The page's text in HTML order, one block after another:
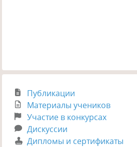
Публикации
Материалы учеников
Участие в конкурсах
Дискуссии
Дипломы и сертификаты